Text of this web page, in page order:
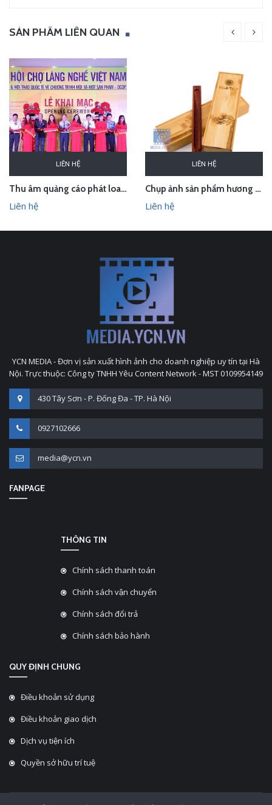
SẢN PHẨM LIÊN QUAN
LIÊN HỆ
Thu âm quảng cáo phát loa cho Hội chợ Làng nghề VN 2018
Liên hệ
LIÊN HỆ
Chụp ảnh sản phẩm hương trầm Hương Xưa - Kính Tâm trong studio Hà Nội
Liên hệ
YCN MEDIA - Đơn vị sản xuất hình ảnh cho doanh nghiệp uy tín tại Hà
Nội. Trực thuộc: Công ty TNHH Yêu Content Network - MST 0109954149
430 Tây Sơn - P. Đống Đa - TP. Hà Nội
0927102666
media@ycn.vn
FANPAGE
THÔNG TIN
Chính sách thanh toán
Chính sách vận chuyển
Chính sách đổi trả
Chính sách bảo hành
QUY ĐỊNH CHUNG
Điều khoản sử dụng
Điều khoản giao dịch
Dịch vụ tiện ích
Quyền sở hữu trí tuệ